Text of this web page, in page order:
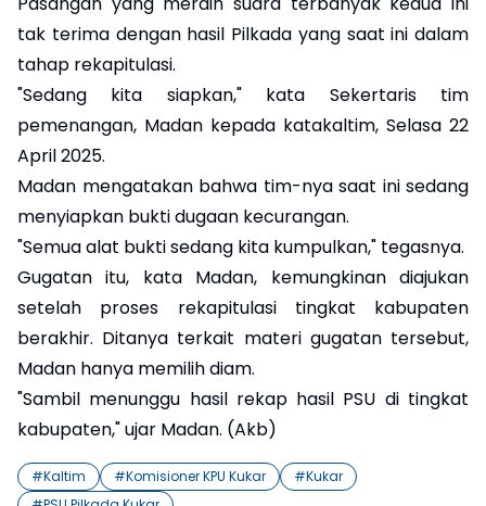
tak terima dengan hasil Pilkada yang saat ini dalam
tahap rekapitulasi.
"Sedang kita siapkan," kata Sekertaris tim
pemenangan, Madan kepada katakaltim, Selasa 22
April 2025.
Madan mengatakan bahwa tim-nya saat ini sedang
menyiapkan bukti dugaan kecurangan.
"Semua alat bukti sedang kita kumpulkan," tegasnya.
Gugatan itu, kata Madan, kemungkinan diajukan
setelah proses rekapitulasi tingkat kabupaten
berakhir. Ditanya terkait materi gugatan tersebut,
Madan hanya memilih diam.
"Sambil menunggu hasil rekap hasil PSU di tingkat
kabupaten," ujar Madan. (Akb)
#Kaltim #Komisioner KPU Kukar #Kukar